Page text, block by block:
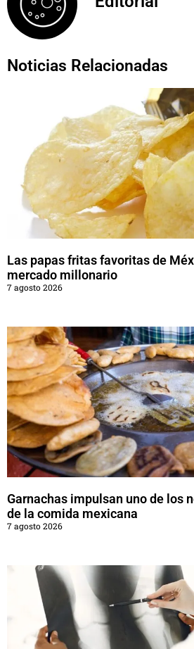
Noticias Relacionadas
Las papas fritas favoritas de
mercado millonario
7 agosto 2026
Garnachas impulsan uno de los
de la comida mexicana
7 agosto 2026